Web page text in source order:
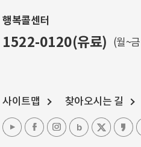
행복콜센터
1522-0120(유료) (월~
사이트맵 찾아오시는 길